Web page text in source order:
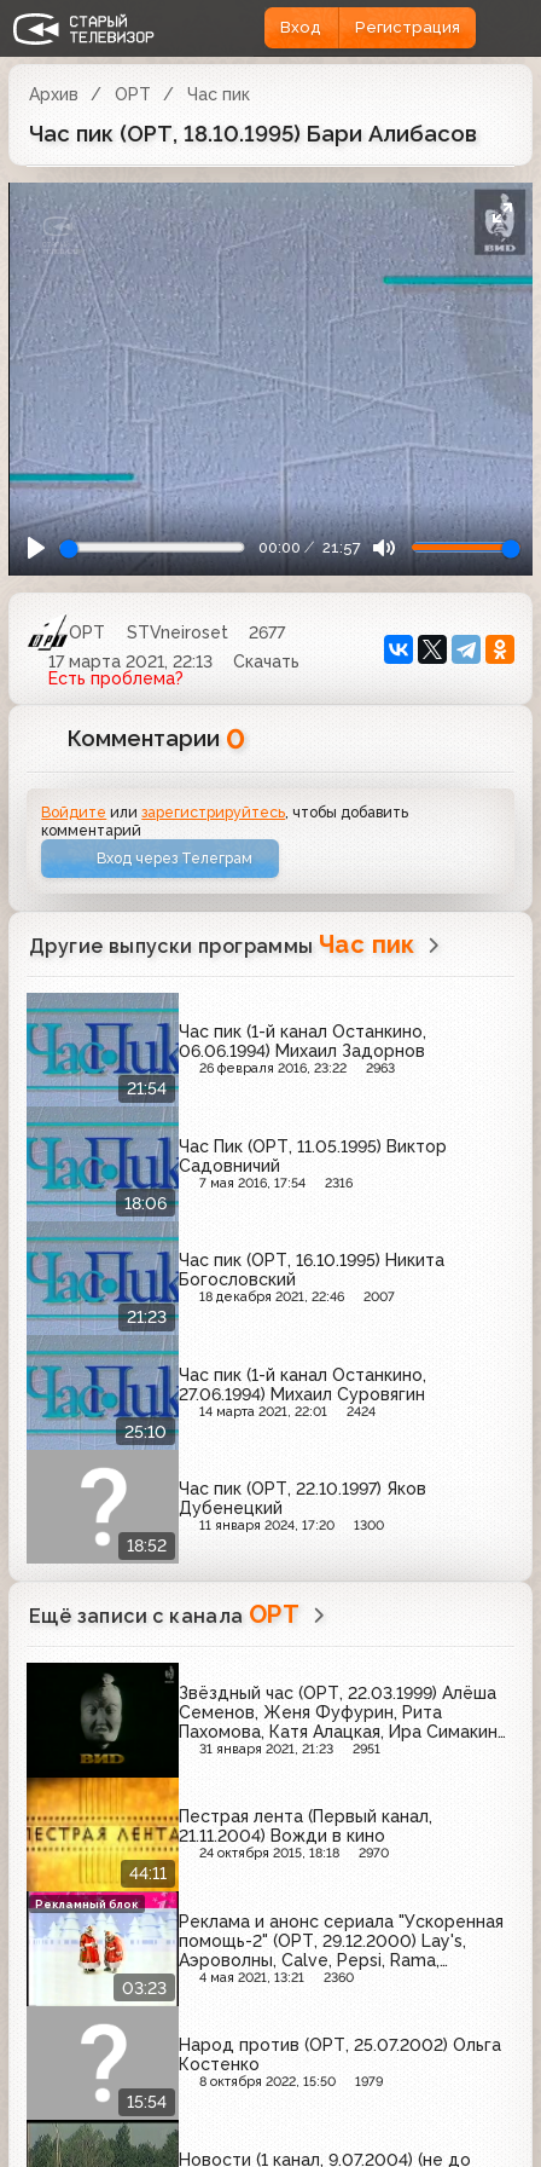
Вход Регистрация
Архив ОРТ Час пик
Час пик (ОРТ, 18.10.1995) Бари Алибасов
00:00 21:57
ОРТ STVneiroset
2677
17 марта 2021, 22:13
Скачать
Есть проблема?
Комментарии 0
Войдите илизарегистрируйтесь, чтобы добавить
комментарий
Вход через Телеграм
Другие выпуски программы Час пик
21:54
Час пик (1-й канал Останкино,
06.06.1994) Михаил Задорнов
26 февраля 2016, 23:22 2963
18:06
Час Пик (ОРТ, 11.05.1995) Виктор
Садовничий
7 мая 2016, 17:54 2316
21:23
Час пик (ОРТ, 16.10.1995) Никита
Богословский
18 декабря 2021, 22:46 2007
25:10
Час пик (1-й канал Останкино,
27.06.1994) Михаил Суровягин
14 марта 2021, 22:01 2424
18:52
Час пик (ОРТ, 22.10.1997) Яков
Дубенецкий
11 января 2024, 17:20 1300
Ещё записи с канала ОРТ
Звёздный час (ОРТ, 22.03.1999) Алёша
Семенов, Женя Фуфурин, Рита
Пахомова, Катя Алацкая, Ира Симакина,
Олеся Щукина
31 января 2021, 21:23 2951
44:11
Пестрая лента (Первый канал,
21.11.2004) Вожди в кино
24 октября 2015, 18:18 2970
03:23
Реклама и анонс сериала "Ускоренная
помощь-2" (ОРТ, 29.12.2000) Lay's,
Аэроволны, Calve, Pepsi, Rama,
Wrigley's, Беседа
4 мая 2021, 13:21 2360
Рекламный блок
15:54
Народ против (ОРТ, 25.07.2002) Ольга
Костенко
8 октября 2022, 15:50 1979
Новости (1 канал, 9.07.2004) (не до